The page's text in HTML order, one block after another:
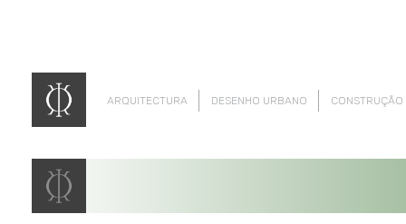
ARQUITECTURA DESENHO URBANO CONSTRUÇÃO